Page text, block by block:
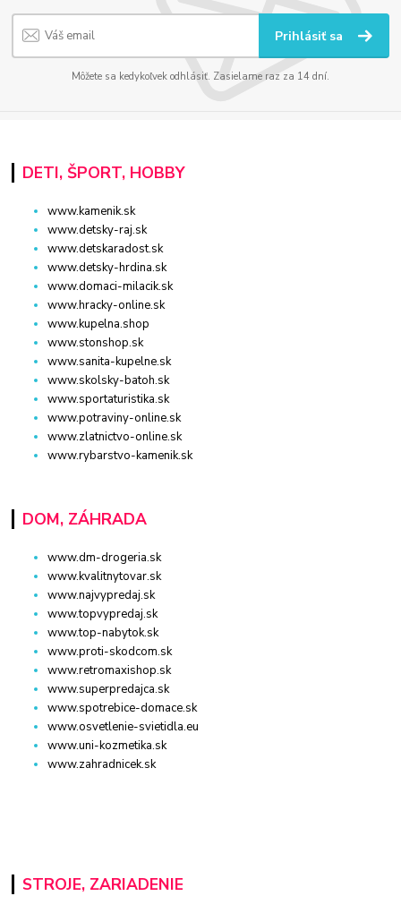
Prihlásiť sa
Môžete sa kedykoľvek odhlásiť. Zasielame raz za 14 dní.
DETI, ŠPORT, HOBBY
www.kamenik.sk
www.detsky-raj.sk
www.detskaradost.sk
www.detsky-hrdina.sk
www.domaci-milacik.sk
www.hracky-online.sk
www.kupelna.shop
www.stonshop.sk
www.sanita-kupelne.sk
www.skolsky-batoh.sk
www.sportaturistika.sk
www.potraviny-online.sk
www.zlatnictvo-online.sk
www.rybarstvo-kamenik.sk
DOM, ZÁHRADA
www.dm-drogeria.sk
www.kvalitnytovar.sk
www.najvypredaj.sk
www.topvypredaj.sk
www.top-nabytok.sk
www.proti-skodcom.sk
www.retromaxishop.sk
www.superpredajca.sk
www.spotrebice-domace.sk
www.osvetlenie-svietidla.eu
www.uni-kozmetika.sk
www.zahradnicek.sk
STROJE, ZARIADENIE